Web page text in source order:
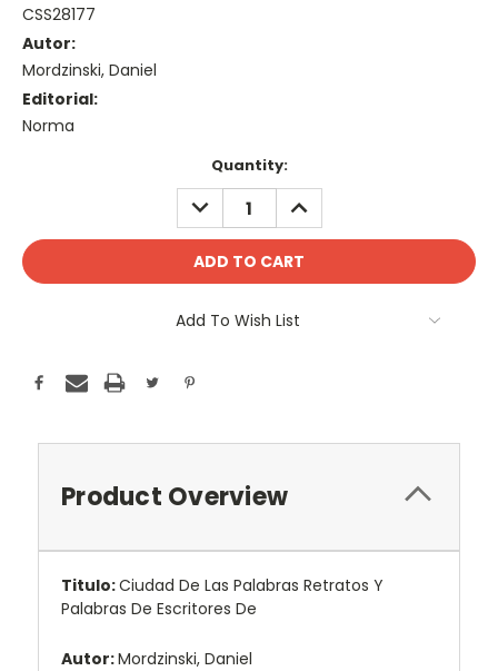
CSS28177
Autor:
Mordzinski, Daniel
Editorial:
Norma
Quantity:
DECREASE
QUANTITY:
INCREASE
QUANTITY:
Add To Wish List
Product Overview
Titulo:Ciudad De Las Palabras Retratos Y
Palabras De Escritores De
Autor:Mordzinski, Daniel